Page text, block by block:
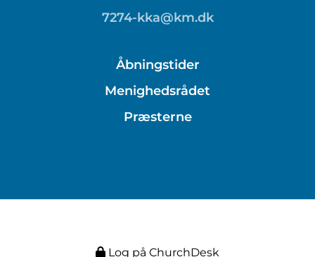
7274-kka@km.dk
Åbningstider
Menighedsrådet
Præsterne
Log på ChurchDesk